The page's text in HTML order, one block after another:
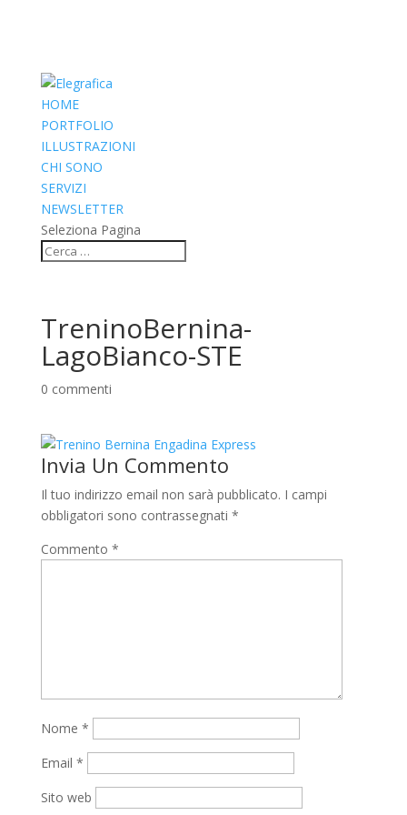
HOME
PORTFOLIO
ILLUSTRAZIONI
CHI SONO
SERVIZI
NEWSLETTER
Seleziona Pagina
TreninoBernina-
LagoBianco-STE
0 commenti
Invia Un Commento
Il tuo indirizzo email non sarà pubblicato. I campi
obbligatori sono contrassegnati *
Commento *
Nome *
Email *
Sito web